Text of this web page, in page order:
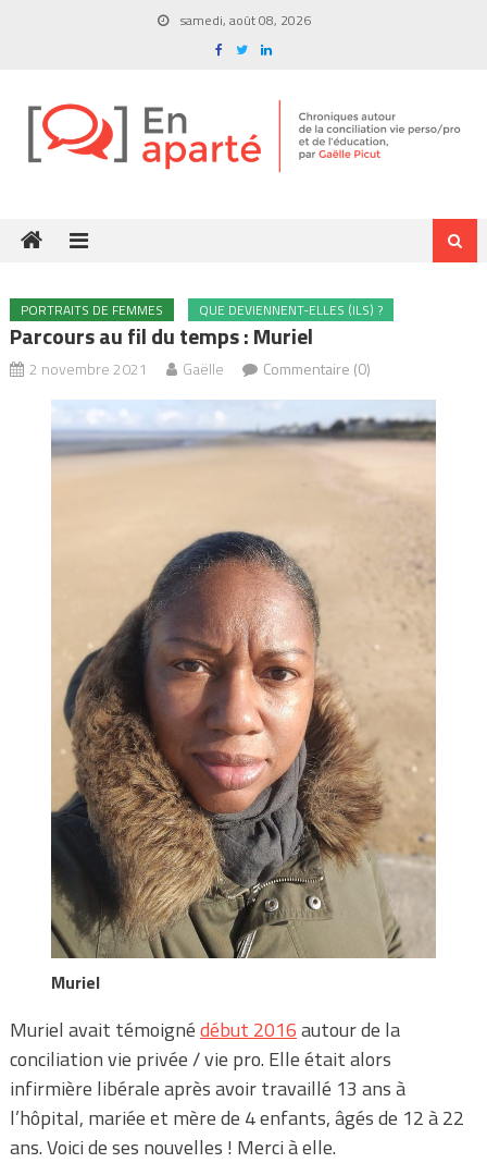
samedi, août 08, 2026
PORTRAITS DE FEMMES QUE DEVIENNENT-ELLES (ILS) ?
Parcours au fil du temps : Muriel
2 novembre 2021 Gaëlle Commentaire (0)
Muriel
Muriel avait témoignédébut 2016autour de la
conciliation vie privée / vie pro. Elle était alors
infirmière libérale après avoir travaillé 13 ans à
l’hôpital, mariée et mère de 4 enfants, âgés de 12 à 22
ans. Voici de ses nouvelles ! Merci à elle.